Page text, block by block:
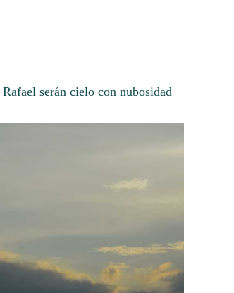
serán cielo con nubosidad